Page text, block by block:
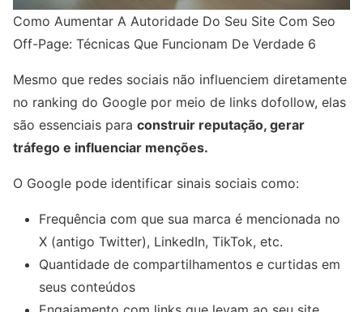
Como Aumentar A Autoridade Do Seu Site Com Seo
Off-Page: Técnicas Que Funcionam De Verdade 6
Mesmo que redes sociais não influenciem diretamente
no ranking do Google por meio de links dofollow, elas
são essenciais para construir reputação, gerar
tráfego e influenciar menções.
O Google pode identificar sinais sociais como:
Frequência com que sua marca é mencionada no
X (antigo Twitter), LinkedIn, TikTok, etc.
Quantidade de compartilhamentos e curtidas em
seus conteúdos